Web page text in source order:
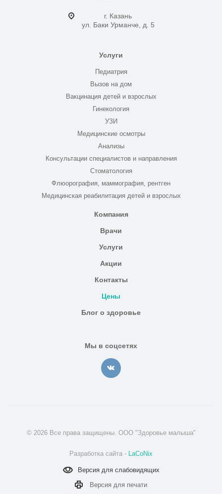
г. Казань
ул. Баки Урманче, д. 5
Услуги
Педиатрия
Вызов на дом
Вакцинация детей и взрослых
Гинекология
УЗИ
Медицинские осмотры
Анализы
Консультации специалистов и направления
Стоматология
Флюорография, маммография, рентген
Медицинская реабилитация детей и взрослых
Компания
Врачи
Услуги
Акции
Контакты
Цены
Блог о здоровье
Мы в соцсетях
© 2026 Все права защищены. ООО "Здоровье малыша"
Разработка сайта - LaCoNix
Версия дляслабовидящих
Версия для печати